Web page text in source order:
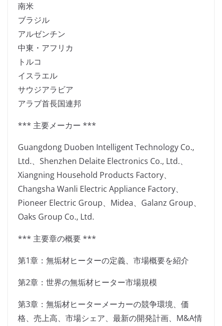
南米
ブラジル
アルゼンチン
中東・アフリカ
トルコ
イスラエル
サウジアラビア
アラブ首長国連邦
*** 主要メーカー ***
Guangdong Duoben Intelligent Technology Co.,
Ltd.、Shenzhen Delaite Electronics Co., Ltd.、
Xiangning Household Products Factory、
Changsha Wanli Electric Appliance Factory、
Pioneer Electric Group、Midea、Galanz Group、
Oaks Group Co., Ltd.
*** 主要章の概要 ***
第1章：無垢材ヒーターの定義、市場概要を紹介
第2章：世界の無垢材ヒーター市場規模
第3章：無垢材ヒーターメーカーの競争環境、価
格、売上高、市場シェア、最新の開発計画、M&A情